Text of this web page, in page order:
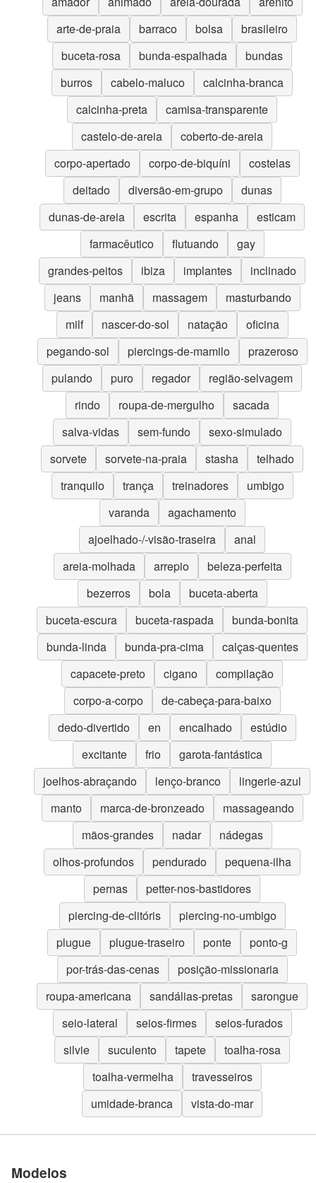
arte-de-praia
barraco bolsa
brasileiro
buceta-rosa
bunda-espalhada
bundas
burros
cabelo-maluco
calcinha-branca
calcinha-preta
camisa-transparente
castelo-de-areia
coberto-de-areia
corpo-apertado
corpo-de-biquíni
costelas
deitado
diversão-em-grupo
dunas
dunas-de-areia
escrita espanha
esticam
farmacêutico
flutuando
gay
grandes-peitos
ibiza implantes
inclinado
jeans
manhã massagem
masturbando
milf
nascer-do-sol natação
oficina
pegando-sol
piercings-de-mamilo
prazeroso
pulando
puro regador
região-selvagem
rindo
roupa-de-mergulho
sacada
salva-vidas
sem-fundo
sexo-simulado
sorvete
sorvete-na-praia stasha
telhado
tranquilo
trança treinadores
umbigo
varanda
agachamento
ajoelhado-/-visão-traseira
anal
areia-molhada
arrepio
beleza-perfeita
bezerros
bola
buceta-aberta
buceta-escura
buceta-raspada
bunda-bonita
bunda-linda
bunda-pra-cima
calças-quentes
capacete-preto
cigano
compilação
corpo-a-corpo
de-cabeça-para-baixo
dedo-divertido
en encalhado
estúdio
excitante
frio
garota-fantástica
joelhos-abraçando
lenço-branco
lingerie-azul
manto
marca-de-bronzeado
massageando
mãos-grandes
nadar
nádegas
olhos-profundos
pendurado
pequena-ilha
pernas
petter-nos-bastidores
piercing-de-clitóris
piercing-no-umbigo
plugue
plugue-traseiro ponte
ponto-g
por-trás-das-cenas
posição-missionaria
roupa-americana
sandálias-pretas
sarongue
seio-lateral
seios-firmes
seios-furados
silvie
suculento tapete
toalha-rosa
toalha-vermelha
travesseiros
umidade-branca
vista-do-mar
Modelos